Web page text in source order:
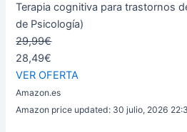
Terapia cognitiva para trastornos
de Psicología)
29,99€
28,49€
VER OFERTA
Amazon.es
Amazon price updated: 30 julio, 2026